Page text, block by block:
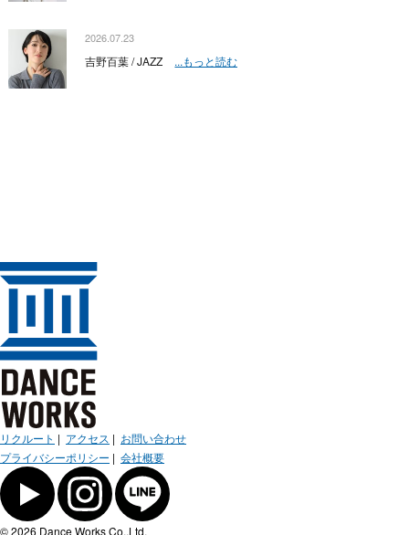
2026.07.23
吉野百葉 / JAZZ ...もっと読む
リクルート | アクセス | お問い合わせ
プライバシーポリシー | 会社概要
© 2026 Dance Works Co.,Ltd.